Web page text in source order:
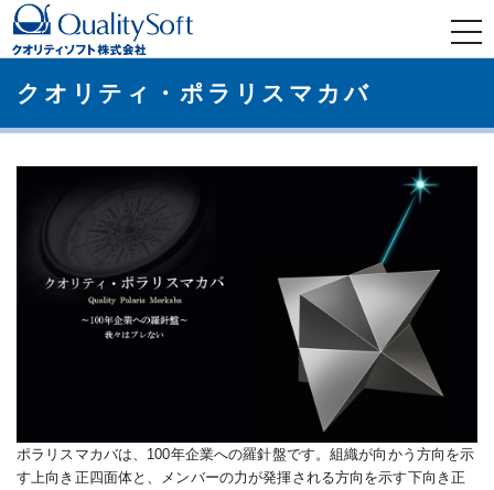
t
o
g
a
g
クオリティ・ポラリスマカバ
ポラリスマカバは、100年企業への羅針盤です。組織が向かう方向を示
す上向き正四面体と、メンバーの力が発揮される方向を示す下向き正